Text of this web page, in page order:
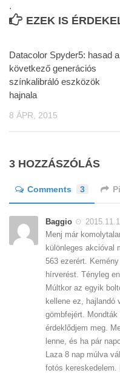
.
EZEK IS
Datacolor Spyder5: hasad a
következő generációs
színkalibráló eszközök
hajnala
8 ÁPR, 2015
3 HOZZÁSZÓLÁS
Comments 3
Baggio
Menj már
különleges akcióval
563 ezerért.
hírverést. Tényleg
Múltkor az egyik
kellene ez, hajlandó
gömbfejért.
érdeklődjem meg.
lenne, és ha pár
Laza 8 nap múlva
fotós